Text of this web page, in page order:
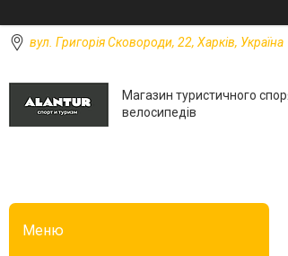
вул. Григорія Сковороди, 22, Харків, Україна
Магазин туристичного
велосипедів